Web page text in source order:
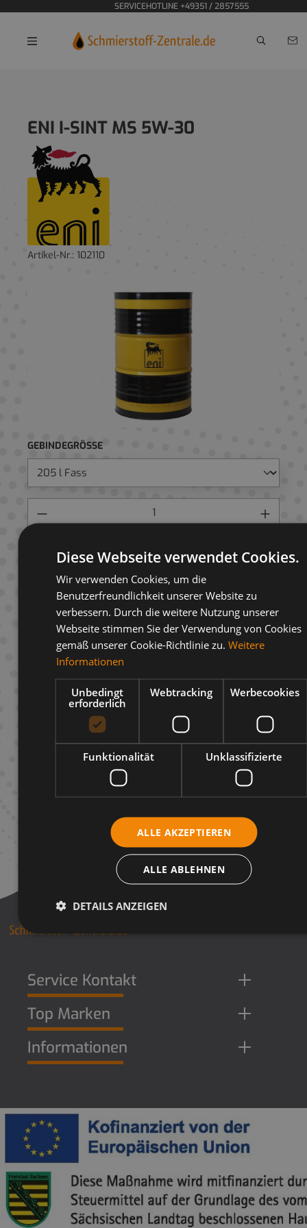
SERVICEHOTLINE +49351 / 2857555
ENI I-SINT MS 5W-30
Artikel-Nr.: 102110
GEBINDEGRÖSSE
AUF ANFRAGELISTE
Beschreibung
Infos zum Hersteller
Service Kontakt
Top Marken
Informationen
Diese Webseite verwendet Cookies.
Wir verwenden Cookies, um die
Benutzerfreundlichkeit unserer Website zu
verbessern. Durch die weitere Nutzung unserer
Webseite stimmen Sie der Verwendung von Cookies
gemäß unserer Cookie-Richtlinie zu. Weitere
Informationen
Unbedingt
erforderlich
Webtracking Werbecookies
Funktionalität Unklassifizierte
ALLE AKZEPTIEREN
ALLE ABLEHNEN
DETAILS ANZEIGEN